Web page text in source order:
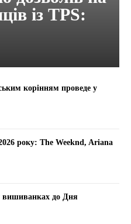
із TPS:
корінням проведе у
року: The Weeknd, Ariana
вишиванках до Дня